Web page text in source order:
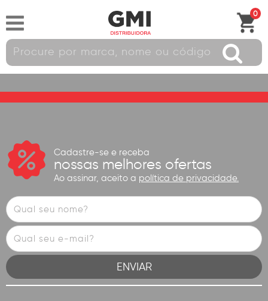
0
Cadastre-se e receba
nossas melhores ofertas
Ao assinar, aceito a política de privacidade.